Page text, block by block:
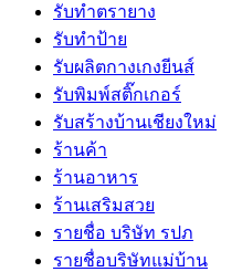
รับทำตรายาง
รับทำป้าย
รับผลิตกางเกงยีนส์
รับพิมพ์สติ๊กเกอร์
รับสร้างบ้านเชียงใหม่
ร้านค้า
ร้านอาหาร
ร้านเสริมสวย
รายชื่อ บริษัท รปภ
รายชื่อบริษัทแม่บ้าน